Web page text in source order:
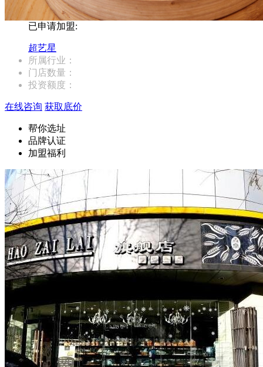
已申请加盟:
超艺星
所属行业：
门店数量：
投资额度：
在线咨询 获取底价
帮你选址
品牌认证
加盟福利